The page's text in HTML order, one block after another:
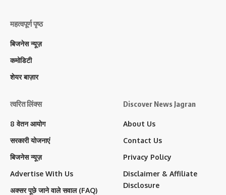
महत्वपूर्ण पृष्ठ
बिजनेस न्यूज़
कमोडिटी
शेयर बाज़ार
त्वरित लिंक्स
8 वेतन आयोग
सरकारी योजनाएं
बिजनेस न्यूज़
Advertise With Us
अक्सर पूछे जाने वाले सवाल (FAQ)
Discover News Jagran
About Us
Contact Us
Privacy Policy
Disclaimer & Affiliate
Disclosure